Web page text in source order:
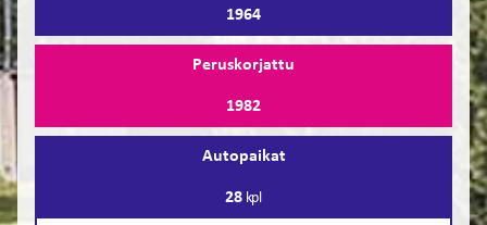
1964
Peruskorjattu
1982
Autopaikat
28kpl